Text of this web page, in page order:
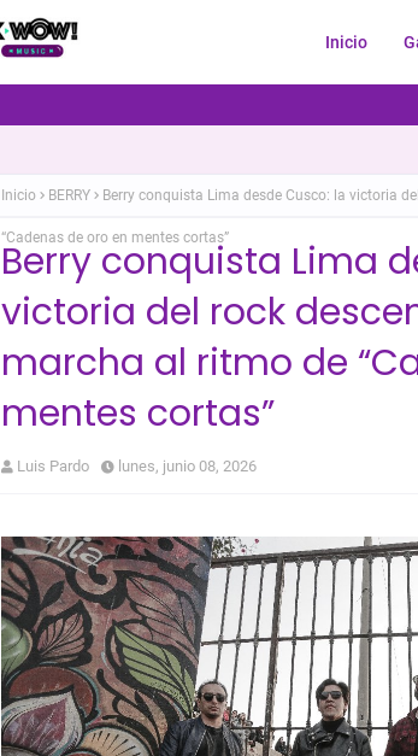
Inicio
Inicio BERRY Berry conquista Lima desde Cusco: la victoria
“Cadenas de oro en mentes cortas”
Berry conquista Lima
victoria del rock
marcha al ritmo de
mentes cortas”
Luis Pardo lunes, junio 08, 2026